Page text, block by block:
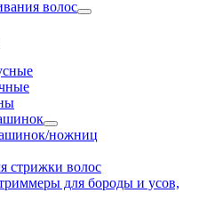
волос
ножниц
стрижки волос
для бороды и усов,